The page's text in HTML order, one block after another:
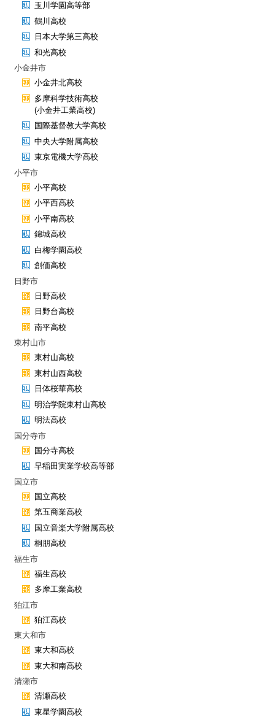
玉川学園高等部
鶴川高校
日本大学第三高校
和光高校
小金井市
小金井北高校
多摩科学技術高校
(小金井工業高校)
国際基督教大学高校
中央大学附属高校
東京電機大学高校
小平市
小平高校
小平西高校
小平南高校
錦城高校
白梅学園高校
創価高校
日野市
日野高校
日野台高校
南平高校
東村山市
東村山高校
東村山西高校
日体桜華高校
明治学院東村山高校
明法高校
国分寺市
国分寺高校
早稲田実業学校高等部
国立市
国立高校
第五商業高校
国立音楽大学附属高校
桐朋高校
福生市
福生高校
多摩工業高校
狛江市
狛江高校
東大和市
東大和高校
東大和南高校
清瀬市
清瀬高校
東星学園高校